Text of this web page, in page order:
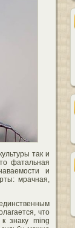
так и
фатальная
и
мрачная,
что
знаку ming